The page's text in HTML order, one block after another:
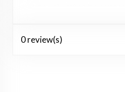
0 review(s)